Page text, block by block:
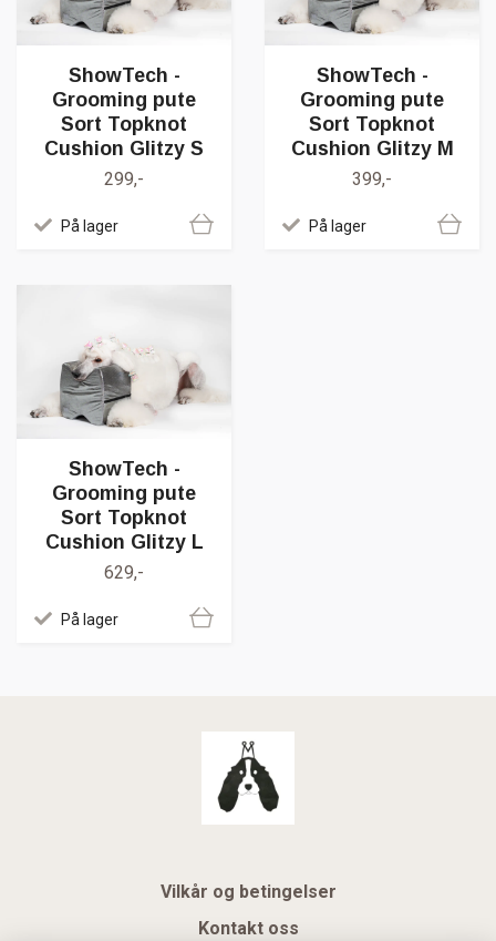
ShowTech -
Grooming pute
Sort Topknot
Cushion Glitzy S
299,-
På lager
ShowTech -
Grooming pute
Sort Topknot
Cushion Glitzy M
399,-
På lager
ShowTech -
Grooming pute
Sort Topknot
Cushion Glitzy L
629,-
På lager
Vilkår og betingelser
Kontakt oss